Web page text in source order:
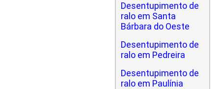
Desentupimento de
ralo em Santa
Bárbara do Oeste
Desentupimento de
ralo em Pedreira
Desentupimento de
ralo em Paulínia